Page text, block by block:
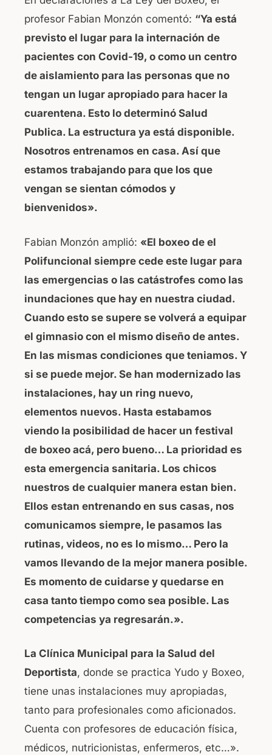
profesor Fabian Monzón comentó: “Ya está
previsto el lugar para la internación de
pacientes con Covid-19, o como un centro
de aislamiento para las personas que no
tengan un lugar apropiado para hacer la
cuarentena. Esto lo determinó Salud
Publica. La estructura ya está disponible.
Nosotros entrenamos en casa. Así que
estamos trabajando para que los que
vengan se sientan cómodos y
bienvenidos».
Fabian Monzón amplió: «El boxeo de el
Polifuncional siempre cede este lugar para
las emergencias o las catástrofes como las
inundaciones que hay en nuestra ciudad.
Cuando esto se supere se volverá a equipar
el gimnasio con el mismo diseño de antes.
En las mismas condiciones que teniamos. Y
si se puede mejor. Se han modernizado las
instalaciones, hay un ring nuevo,
elementos nuevos. Hasta estabamos
viendo la posibilidad de hacer un festival
de boxeo acá, pero bueno… La prioridad es
esta emergencia sanitaria. Los chicos
nuestros de cualquier manera estan bien.
Ellos estan entrenando en sus casas, nos
comunicamos siempre, le pasamos las
rutinas, videos, no es lo mismo… Pero la
vamos llevando de la mejor manera posible.
Es momento de cuidarse y quedarse en
casa tanto tiempo como sea posible. Las
competencias ya regresarán.».
La Clínica Municipal para la Salud del
Deportista, donde se practica Yudo y Boxeo,
tiene unas instalaciones muy apropiadas,
tanto para profesionales como aficionados.
Cuenta con profesores de educación física,
médicos, nutricionistas, enfermeros, etc…».